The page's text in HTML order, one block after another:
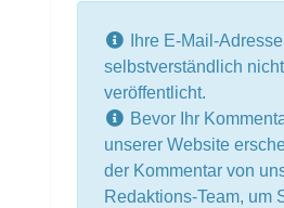
Ihre E-Mail-
selbstverständlich nicht
veröffentlicht.
Bevor Ihr
unserer Website
der Kommentar von
Redaktions-Team, um